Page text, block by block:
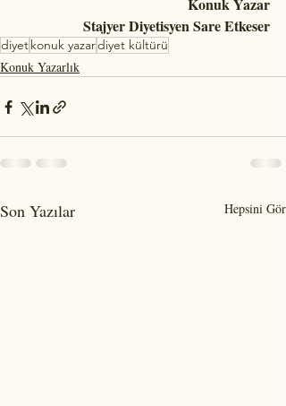
Konuk Yazar
Stajyer Diyetisyen Sare Etkeser
diyet konuk yazardiyet kültürü
Konuk Yazarlık
Son Yazılar Hepsini Gör